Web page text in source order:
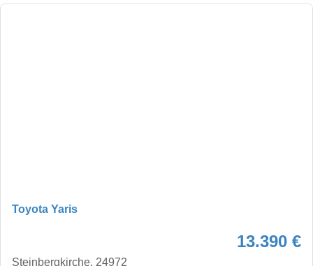
Toyota Yaris
13.390 €
Steinbergkirche, 24972